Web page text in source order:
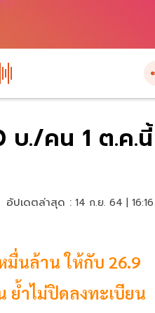
บ./คน 1 ต.ค.นี้
อัปเดตล่าสุด : 14 ก.ย. 64 |
มื่นล้าน ให้กับ 26.9
ำไม่ปิดลงทะเบียน